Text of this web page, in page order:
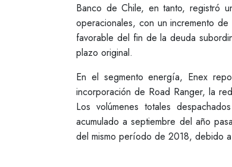
Banco de Chile, en tanto, registró
operacionales, con un incremento
favorable del fin de la deuda
plazo original.
En el segmento energía, Enex
incorporación de Road Ranger, la
Los volúmenes totales
acumulado a septiembre del año
del mismo período de 2018, debido